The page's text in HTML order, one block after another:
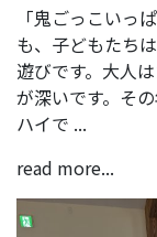
「鬼ごっこいっ
も、子どもたち
遊びです。大人
が深いです。そ
ハイで ...
read more...